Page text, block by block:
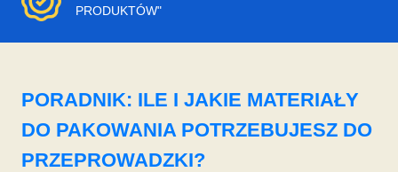
PRODUKTÓW"
PORADNIK: ILE I JAKIE MATERIAŁY
DO PAKOWANIA POTRZEBUJESZ DO
PRZEPROWADZKI?